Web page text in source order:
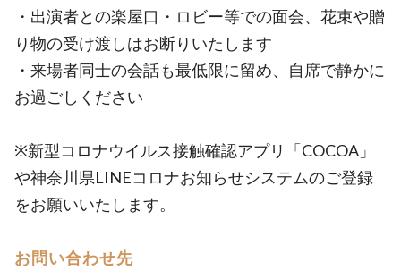
・出演者との楽屋口・ロビー等での面会、花束や贈
り物の受け渡しはお断りいたします
・来場者同士の会話も最低限に留め、自席で静かに
お過ごしください
※新型コロナウイルス接触確認アプリ「COCOA」
や神奈川県LINEコロナお知らせシステムのご登録
をお願いいたします。
お問い合わせ先